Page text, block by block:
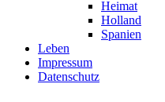
Heimat
Holland
Spanien
Leben
Impressum
Datenschutz